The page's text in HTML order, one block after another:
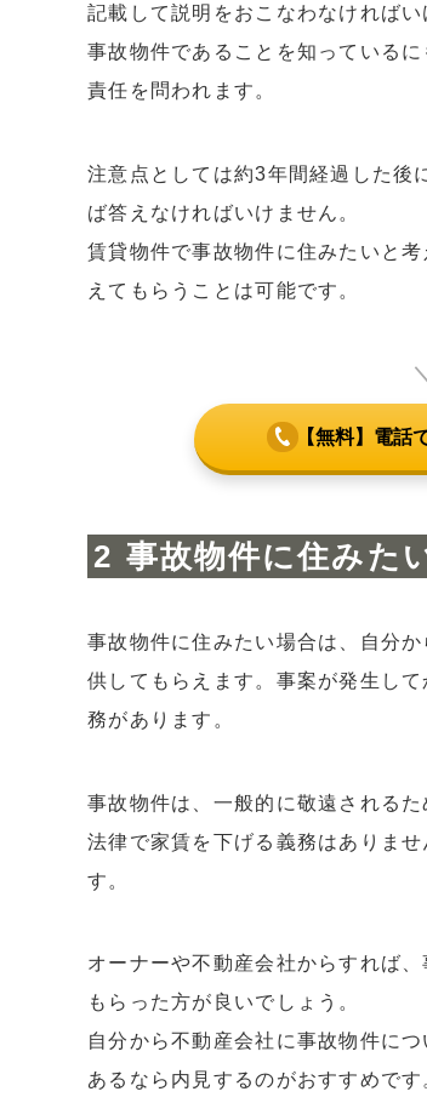
記載して説明をおこなわなければい
事故物件であることを知っている
責任を問われます。
注意点としては約3年間経過した後
ば答えなければいけません。
賃貸物件で事故物件に住みたいと
えてもらうことは可能です。
＼
【無料】電話
事故物件に住みた
事故物件に住みたい場合は、自分
供してもらえます。事案が発生し
務があります。
事故物件は、一般的に敬遠される
法律で家賃を下げる義務はありま
す。
オーナーや不動産会社からすれば
もらった方が良いでしょう。
自分から不動産会社に事故物件に
あるなら内見するのがおすすめです